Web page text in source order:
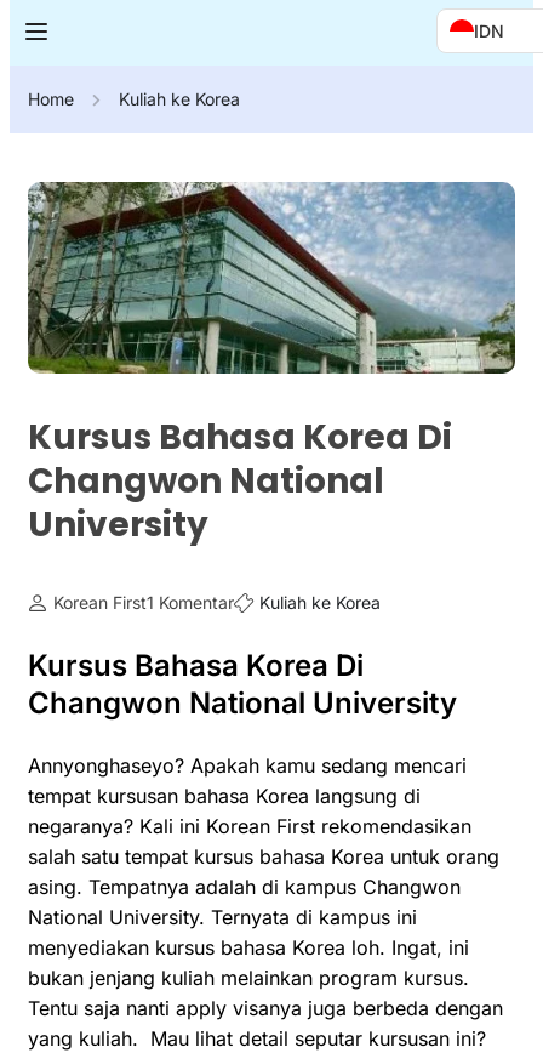
IDN
Home Kuliah ke Korea
Kursus Bahasa Korea Di
Changwon National
University
Korean First1 Komentar Kuliah ke Korea
Kursus Bahasa Korea Di
Changwon National University
Annyonghaseyo? Apakah kamu sedang mencari
tempat kursusan bahasa Korea langsung di
negaranya? Kali ini Korean First rekomendasikan
salah satu tempat kursus bahasa Korea untuk orang
asing. Tempatnya adalah di kampus Changwon
National University. Ternyata di kampus ini
menyediakan kursus bahasa Korea loh. Ingat, ini
bukan jenjang kuliah melainkan program kursus.
Tentu saja nanti apply visanya juga berbeda dengan
yang kuliah. Mau lihat detail seputar kursusan ini?